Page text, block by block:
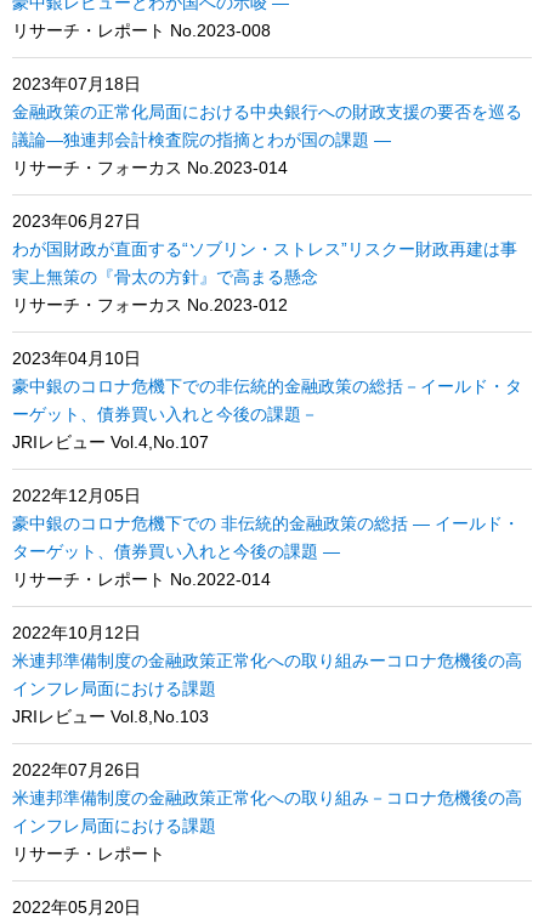
リサーチ・レポート No.2023-008
2023年07月18日
金融政策の正常化局面における中央銀行への財政支援の要否を巡る
議論―独連邦会計検査院の指摘とわが国の課題 ―
リサーチ・フォーカス No.2023-014
2023年06月27日
わが国財政が直面する“ソブリン・ストレス”リスクー財政再建は事
実上無策の『骨太の方針』で高まる懸念
リサーチ・フォーカス No.2023-012
2023年04月10日
豪中銀のコロナ危機下での非伝統的金融政策の総括－イールド・タ
ーゲット、債券買い入れと今後の課題－
JRIレビュー Vol.4,No.107
2022年12月05日
豪中銀のコロナ危機下での 非伝統的金融政策の総括 ― イールド・
ターゲット、債券買い入れと今後の課題 ―
リサーチ・レポート No.2022-014
2022年10月12日
米連邦準備制度の金融政策正常化への取り組みーコロナ危機後の高
インフレ局面における課題
JRIレビュー Vol.8,No.103
2022年07月26日
米連邦準備制度の金融政策正常化への取り組み－コロナ危機後の高
インフレ局面における課題
リサーチ・レポート
2022年05月20日